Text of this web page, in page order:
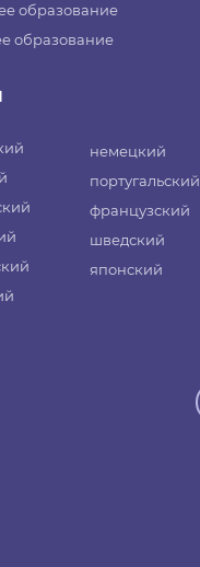
образование
образование
немецкий
португальский
французский
шведский
японский